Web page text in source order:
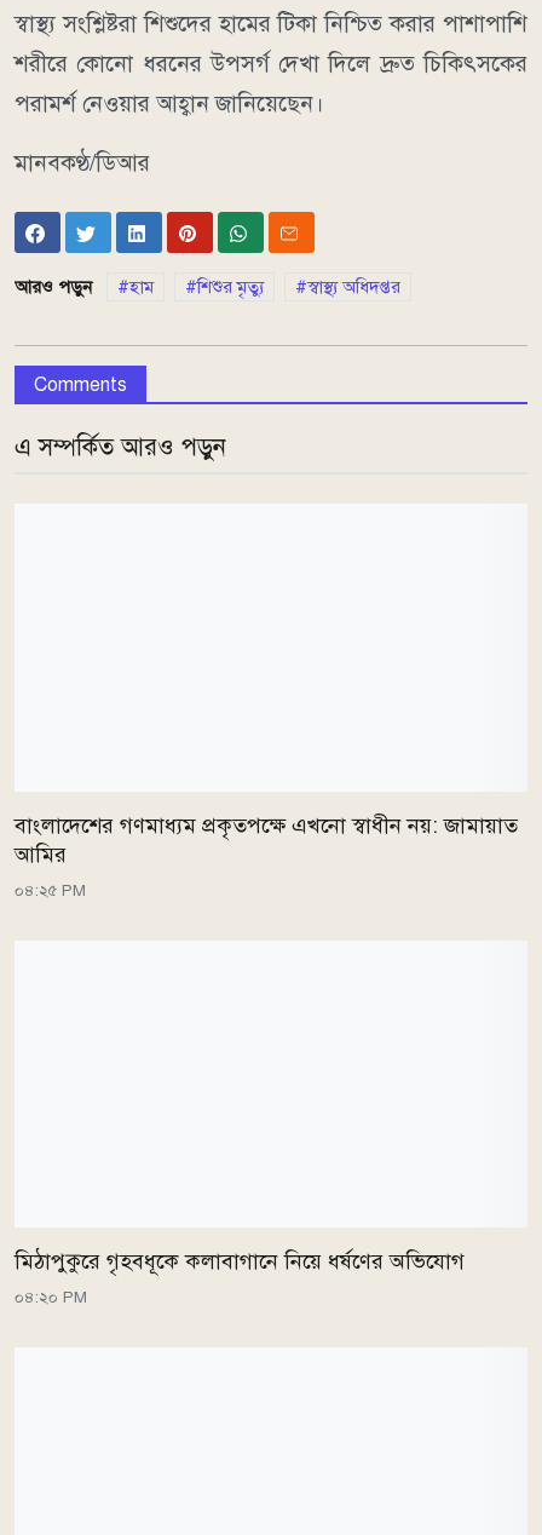
স্বাস্থ্য সংশ্লিষ্টরা শিশুদের হামের টিকা নিশ্চিত করার পাশাপাশি
শরীরে কোনো ধরনের উপসর্গ দেখা দিলে দ্রুত চিকিৎসকের
পরামর্শ নেওয়ার আহ্বান জানিয়েছেন।
মানবকণ্ঠ/ডিআর
আরও পড়ুন হাম শিশুর মৃত্যু স্বাস্থ্য অধিদপ্তর
Comments
এ সম্পর্কিত আরও পড়ুন
বাংলাদেশের গণমাধ্যম প্রকৃতপক্ষে এখনো স্বাধীন নয়: জামায়াত
আমির
০৪:২৫ PM
মিঠাপুকুরে গৃহবধূকে কলাবাগানে নিয়ে ধর্ষণের অভিযোগ
০৪:২০ PM